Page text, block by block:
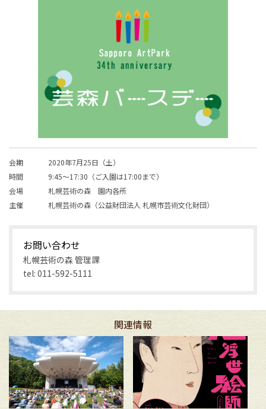
会期
2020年7月25日（土）
時間
9:45～17:30（ご入園は17:00まで）
会場
札幌芸術の森 園内各所
主催
札幌芸術の森（公益財団法人 札幌市芸術文化財団）
お問い合わせ
札幌芸術の森 管理課
tel: 011-592-5111
関連情報